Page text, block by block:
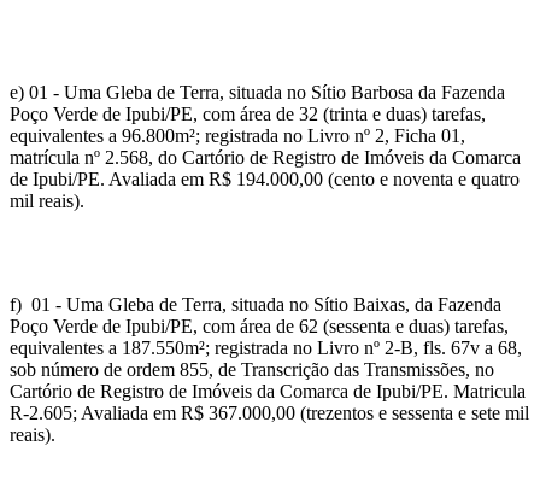
e) 01 - Uma Gleba de Terra, situada no Sítio Barbosa da Fazenda
Poço Verde de Ipubi/PE, com área de 32 (trinta e duas) tarefas,
equivalentes a 96.800m²; registrada no Livro nº 2, Ficha 01,
matrícula nº 2.568, do Cartório de Registro de Imóveis da Comarca
de Ipubi/PE. Avaliada em R$ 194.000,00 (cento e noventa e quatro
mil reais).
f) 01 - Uma Gleba de Terra, situada no Sítio Baixas, da Fazenda
Poço Verde de Ipubi/PE, com área de 62 (sessenta e duas) tarefas,
equivalentes a 187.550m²; registrada no Livro nº 2-B, fls. 67v a 68,
sob número de ordem 855, de Transcrição das Transmissões, no
Cartório de Registro de Imóveis da Comarca de Ipubi/PE. Matricula
R-2.605; Avaliada em R$ 367.000,00 (trezentos e sessenta e sete mil
reais).